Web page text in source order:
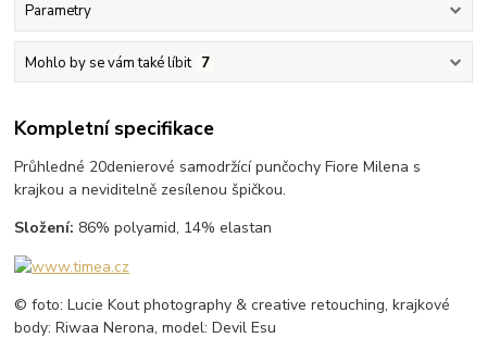
Parametry
Mohlo by se vám také líbit 7
Kompletní specifikace
Průhledné 20denierové samodržící punčochy Fiore Milena s
krajkou a neviditelně zesílenou špičkou.
Složení: 86% polyamid, 14% elastan
© foto: Lucie Kout photography & creative retouching, krajkové
body: Riwaa Nerona, model: Devil Esu